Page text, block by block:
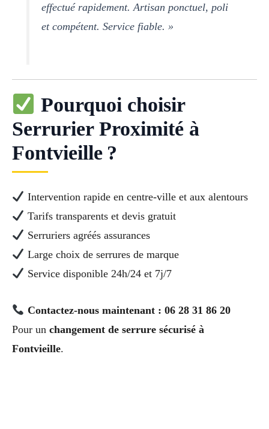
effectué rapidement. Artisan ponctuel, poli
et compétent. Service fiable. »
Pourquoi choisir
Serrurier Proximité à
Fontvieille ?
Intervention rapide en centre-ville et aux alentours
Tarifs transparents et devis gratuit
Serruriers agréés assurances
Large choix de serrures de marque
Service disponible 24h/24 et 7j/7
Contactez-nous maintenant : 06 28 31 86 20
Pour un changement de serrure sécurisé à
Fontvieille.